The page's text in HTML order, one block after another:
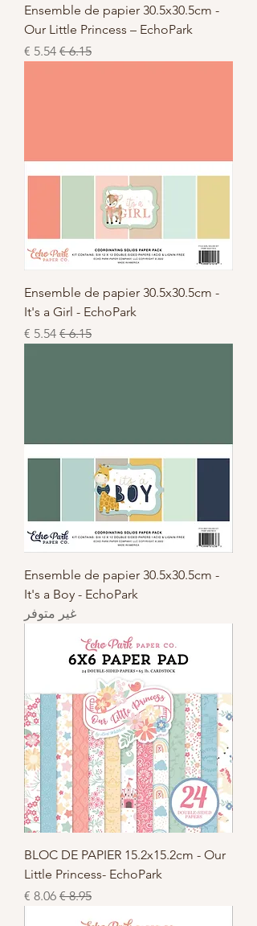
Ensemble de papier 30.5x30.5cm -
Our Little Princess – EchoPark
سعر عاديسعر البيع
Ensemble de papier 30.5x30.5cm -
It's a Girl - EchoPark
سعر عاديسعر البيع
Ensemble de papier 30.5x30.5cm -
It's a Boy - EchoPark
غير متوفر
BLOC DE PAPIER 15.2x15.2cm - Our
Little Princess- EchoPark
سعر عاديسعر البيع